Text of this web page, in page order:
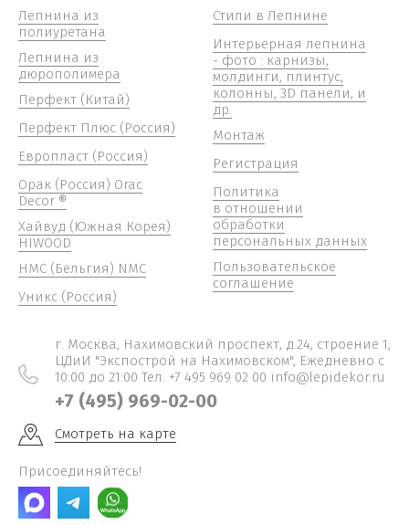
Лепнина из
полиуретана
Лепнина из
дюрополимера
Перфект (Китай)
Перфект Плюс (Россия)
Европласт (Россия)
Орак (Россия) Orac
Decor ®
Хайвуд (Южная Корея)
HIWOOD
НМС (Бельгия) NMC
Уникс (Россия)
Стили в Лепнине
Интерьерная лепнина
- фото : карнизы,
молдинги, плинтус,
колонны, 3D панели, и
др.
Монтаж
Регистрация
Политика
в отношении
обработки
персональных данных
Пользовательское
соглашение
г. Москва, Нахимовский проспект, д.24, строение 1,
ЦДиИ "Экспострой на Нахимовском", Ежедневно c
10:00 до 21:00 Тел. +7 495 969 02 00 info@lepidekor.ru
+7 (495) 969-02-00
Смотреть на карте
Присоединяйтесь!